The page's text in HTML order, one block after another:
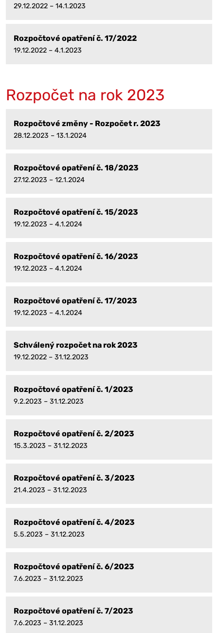
29.12.2022 – 14.1.2023
Rozpočtové opatření č. 17/2022
19.12.2022 – 4.1.2023
Rozpočet na rok 2023
Rozpočtové změny - Rozpočet r. 2023
28.12.2023 – 13.1.2024
Rozpočtové opatření č. 18/2023
27.12.2023 – 12.1.2024
Rozpočtové opatření č. 15/2023
19.12.2023 – 4.1.2024
Rozpočtové opatření č. 16/2023
19.12.2023 – 4.1.2024
Rozpočtové opatření č. 17/2023
19.12.2023 – 4.1.2024
Schválený rozpočet na rok 2023
19.12.2022 – 31.12.2023
Rozpočtové opatření č. 1/2023
9.2.2023 – 31.12.2023
Rozpočtové opatření č. 2/2023
15.3.2023 – 31.12.2023
Rozpočtové opatření č. 3/2023
21.4.2023 – 31.12.2023
Rozpočtové opatření č. 4/2023
5.5.2023 – 31.12.2023
Rozpočtové opatření č. 6/2023
7.6.2023 – 31.12.2023
Rozpočtové opatření č. 7/2023
7.6.2023 – 31.12.2023